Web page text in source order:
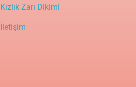
Kızlık Zarı Dikimi
İletişim